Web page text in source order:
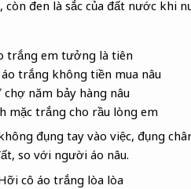
đen là sắc của đất nước khi
trắng em tưởng là tiên
trắng không tiền mua nâu
chợ năm bảy hàng nâu
mặc trắng cho rầu lòng em
đụng tay vào việc, đụng
so với người áo nâu.
cô áo trắng lòa lòa